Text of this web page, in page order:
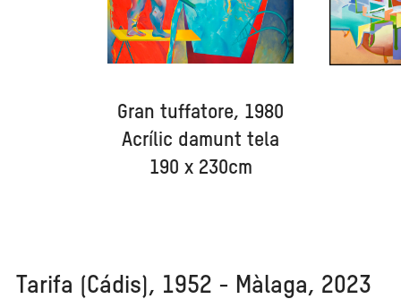
Gran tuffatore, 1980
Acrílic damunt tela
190 x 230cm
Tarifa (Cádis), 1952 - Màlaga, 2023